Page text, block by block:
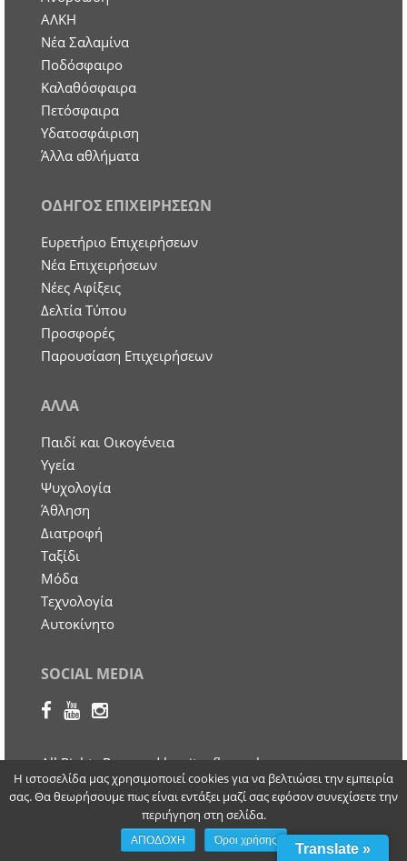
ΑΛΚΗ
Νέα Σαλαμίνα
Ποδόσφαιρο
Καλαθόσφαιρα
Πετόσφαιρα
Υδατοσφάιριση
Άλλα αθλήματα
ΟΔΗΓΟΣ ΕΠΙΧΕΙΡΗΣΕΩΝ
Ευρετήριο Επιχειρήσεων
Nέα Επιχειρήσεων
Νέες Αφίξεις
Δελτία Τύπου
Προσφορές
Παρουσίαση Επιχειρήσεων
ΑΛΛΑ
Παιδί και Οικογένεια
Υγεία
Ψυχολογία
Άθληση
Διατροφή
Ταξίδι
Μόδα
Τεχνολογία
Αυτοκίνητο
SOCIAL MEDIA
All Rights Reserved by cityoflaranaka.com.
Προστασία Προσωπικών Δεδομένων| Design and
Developed by Otherview Web & Marketing
Translate »
Η ιστοσελίδα μας χρησιμοποιεί cookies για να βελτιώσει την εμπειρία
σας. Θα θεωρήσουμε πως είναι εντάξει μαζί σας εφόσον συνεχίσετε την
περιήγηση στη σελίδα.
ΑΠΟΔΟΧΗ Όροι χρήσης